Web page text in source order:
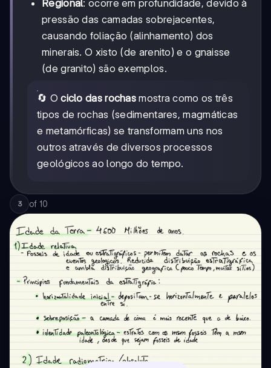
Regional: ocorre em profundidade, devido à
pressão das camadas sobrejacentes,
causando foliação (alinhamento) dos
minerais. O xisto (de arenito) e o gnaisse
(de granito) são exemplos.
🔄 Ociclo das rochas mostra como os três
tipos de rochas (sedimentares, magmáticas
e metamórficas) se transformam uns nos
outros através de diversos processos
geológicos ao longo do tempo.
3 of 10